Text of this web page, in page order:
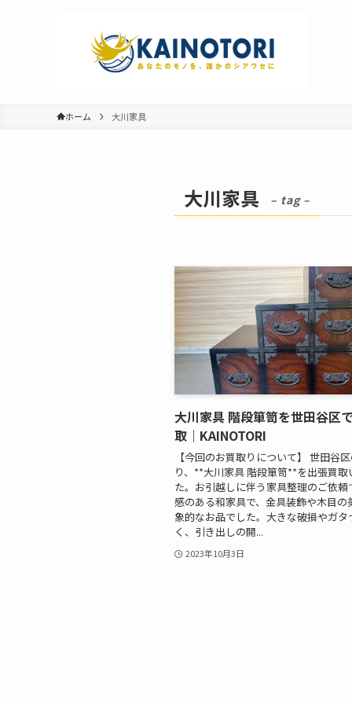
ホーム 大川家具
大川家具 – tag –
大川家具 階段箪笥を世田谷区
取｜KAINOTORI
【今回のお買取りについて】 世田谷
り、**大川家具 階段箪笥**を出張買取
た。お引越しに伴う家具整理のご依頼
感のある和家具で、金具装飾や木目の
象的なお品でした。大きな破損やガタ
く、引き出しの開...
2023年10月3日